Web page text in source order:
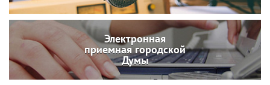
Электронная
приемная городской
Думы